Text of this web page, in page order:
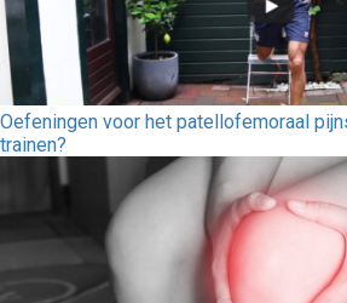
Oefeningen voor het patellofemoraal
trainen?